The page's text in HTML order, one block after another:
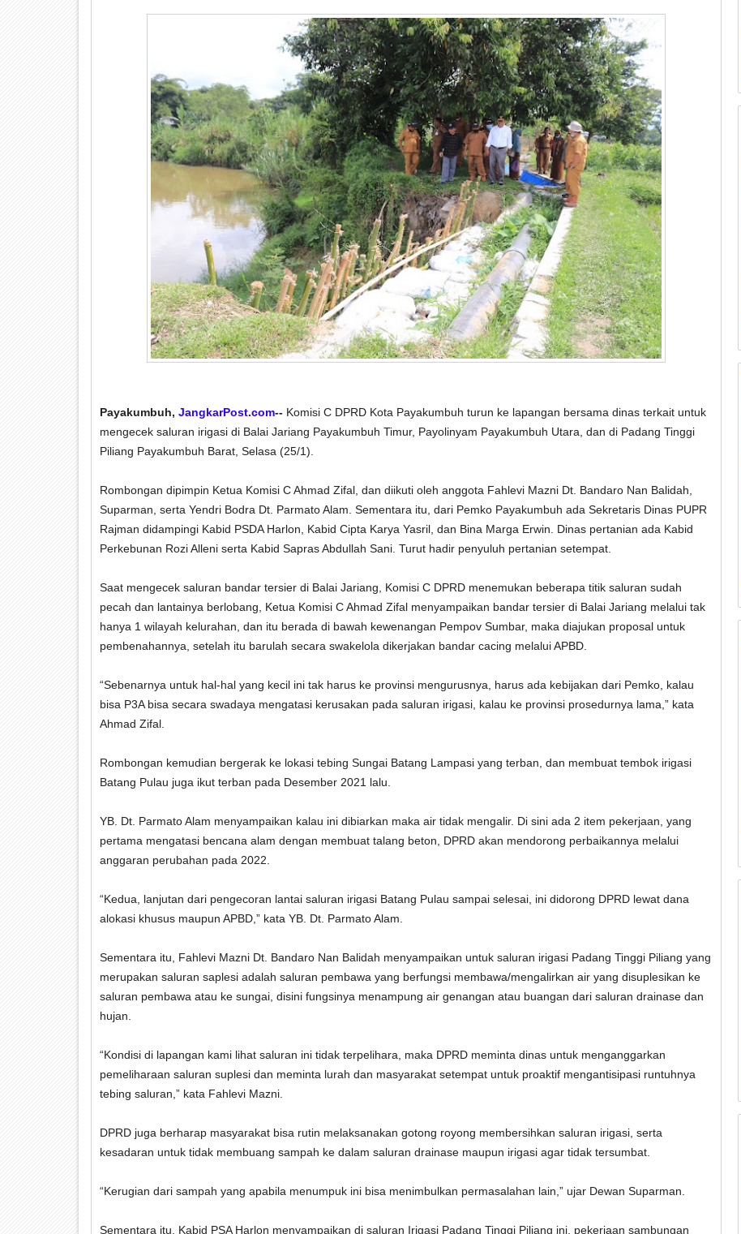
Payakumbuh, JangkarPost.com-- Komisi C DPRD Kota Payakumbuh turun ke lapangan bersama dinas terkait untuk
mengecek saluran irigasi di Balai Jariang Payakumbuh Timur, Payolinyam Payakumbuh Utara, dan di Padang Tinggi
Piliang Payakumbuh Barat, Selasa (25/1).
Rombongan dipimpin Ketua Komisi C Ahmad Zifal, dan diikuti oleh anggota Fahlevi Mazni Dt. Bandaro Nan Balidah,
Suparman, serta Yendri Bodra Dt. Parmato Alam. Sementara itu, dari Pemko Payakumbuh ada Sekretaris Dinas PUPR
Rajman didampingi Kabid PSDA Harlon, Kabid Cipta Karya Yasril, dan Bina Marga Erwin. Dinas pertanian ada Kabid
Perkebunan Rozi Alleni serta Kabid Sapras Abdullah Sani. Turut hadir penyuluh pertanian setempat.
Saat mengecek saluran bandar tersier di Balai Jariang, Komisi C DPRD menemukan beberapa titik saluran sudah
pecah dan lantainya berlobang, Ketua Komisi C Ahmad Zifal menyampaikan bandar tersier di Balai Jariang melalui tak
hanya 1 wilayah kelurahan, dan itu berada di bawah kewenangan Pempov Sumbar, maka diajukan proposal untuk
pembenahannya, setelah itu barulah secara swakelola dikerjakan bandar cacing melalui APBD.
“Sebenarnya untuk hal-hal yang kecil ini tak harus ke provinsi mengurusnya, harus ada kebijakan dari Pemko, kalau
bisa P3A bisa secara swadaya mengatasi kerusakan pada saluran irigasi, kalau ke provinsi prosedurnya lama,” kata
Ahmad Zifal.
Rombongan kemudian bergerak ke lokasi tebing Sungai Batang Lampasi yang terban, dan membuat tembok irigasi
Batang Pulau juga ikut terban pada Desember 2021 lalu.
YB. Dt. Parmato Alam menyampaikan kalau ini dibiarkan maka air tidak mengalir. Di sini ada 2 item pekerjaan, yang
pertama mengatasi bencana alam dengan membuat talang beton, DPRD akan mendorong perbaikannya melalui
anggaran perubahan pada 2022.
“Kedua, lanjutan dari pengecoran lantai saluran irigasi Batang Pulau sampai selesai, ini didorong DPRD lewat dana
alokasi khusus maupun APBD,” kata YB. Dt. Parmato Alam.
Sementara itu, Fahlevi Mazni Dt. Bandaro Nan Balidah menyampaikan untuk saluran irigasi Padang Tinggi Piliang yang
merupakan saluran saplesi adalah saluran pembawa yang berfungsi membawa/mengalirkan air yang disuplesikan ke
saluran pembawa atau ke sungai, disini fungsinya menampung air genangan atau buangan dari saluran drainase dan
hujan.
“Kondisi di lapangan kami lihat saluran ini tidak terpelihara, maka DPRD meminta dinas untuk menganggarkan
pemeliharaan saluran suplesi dan meminta lurah dan masyarakat setempat untuk proaktif mengantisipasi runtuhnya
tebing saluran,” kata Fahlevi Mazni.
DPRD juga berharap masyarakat bisa rutin melaksanakan gotong royong membersihkan saluran irigasi, serta
kesadaran untuk tidak membuang sampah ke dalam saluran drainase maupun irigasi agar tidak tersumbat.
“Kerugian dari sampah yang apabila menumpuk ini bisa menimbulkan permasalahan lain,” ujar Dewan Suparman.
Sementara itu, Kabid PSA Harlon menyampaikan di saluran Irigasi Padang Tinggi Piliang ini, pekerjaan sambungan